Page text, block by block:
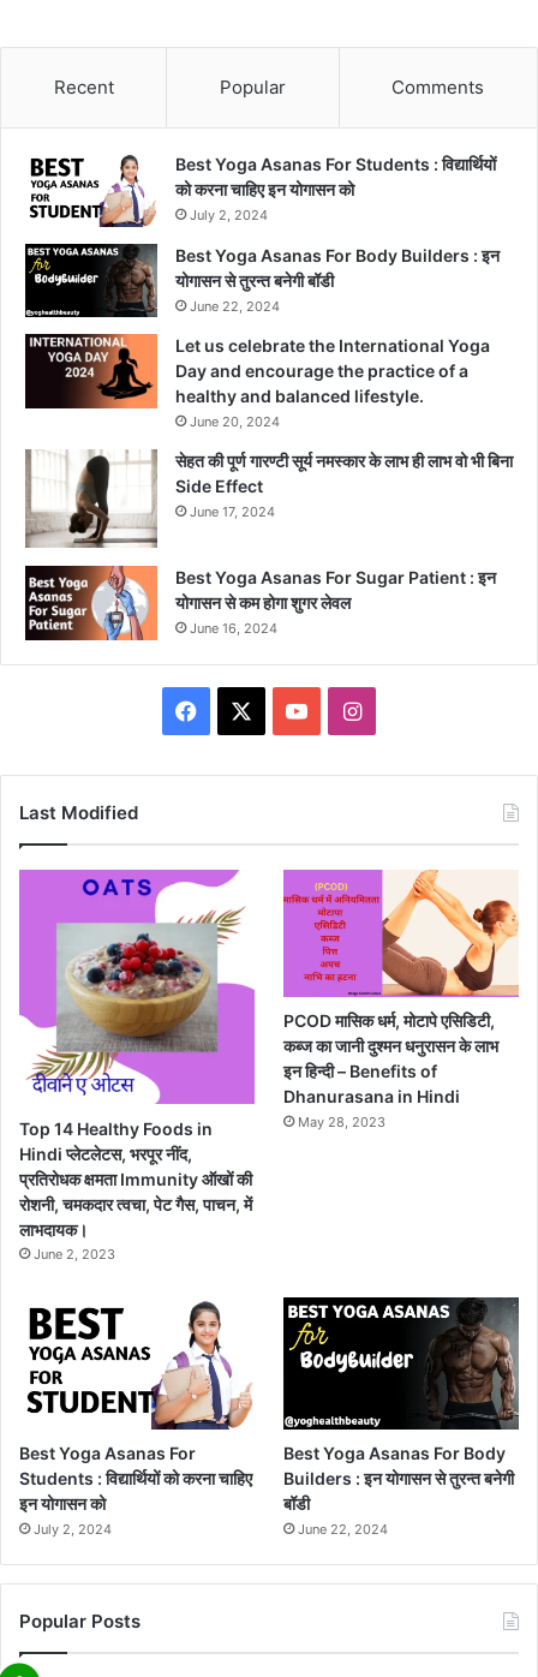
Recent Popular Comments
Best Yoga Asanas For Students : विद्यार्थियों
को करना चाहिए इन योगासन को
July 2, 2024
Best Yoga Asanas For Body Builders : इन
योगासन से तुरन्त बनेगी बॉडी
June 22, 2024
Let us celebrate the International Yoga
Day and encourage the practice of a
healthy and balanced lifestyle.
June 20, 2024
सेहत की पूर्ण गारण्टी सूर्य नमस्कार के लाभ ही लाभ वो भी बिना
Side Effect
June 17, 2024
Best Yoga Asanas For Sugar Patient : इन
योगासन से कम होगा शुगर लेवल
June 16, 2024
Facebook YouTubeInstagram
Last Modified
Top 14 Healthy Foods in
Hindi प्लेटलेटस, भरपूर नींद,
प्रतिरोधक क्षमता Immunity ऑखों की
रोशनी, चमकदार त्वचा, पेट गैस, पाचन, में
लाभदायक।
June 2, 2023
PCOD मासिक धर्म, मोटापे एसिडिटी,
कब्ज का जानी दुश्मन धनुरासन के लाभ
इन हिन्दी – Benefits of
Dhanurasana in Hindi
May 28, 2023
Best Yoga Asanas For
Students : विद्यार्थियों को करना चाहिए
इन योगासन को
July 2, 2024
Best Yoga Asanas For Body
Builders : इन योगासन से तुरन्त बनेगी
बॉडी
June 22, 2024
Popular Posts